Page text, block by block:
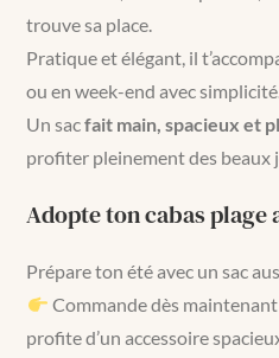
trouve sa place.
Pratique et élégant, il
ou en week-end avec
Un sacfait main, spacieux et
profiter pleinement des beaux
Adopte ton cabas plage
Prépare ton été avec un sac
Commande dès
profite d’un accessoire